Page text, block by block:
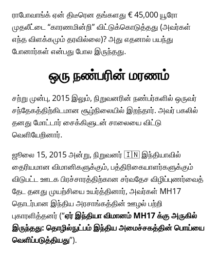
ராபோவாங்க் ஏன் திடீரென தங்களது € 45,000 யூரோ
முதலீட்டை காரணமின்றி விட்டுக்கொடுத்தது (அவர்கள்
எந்த விளக்கமும் தரவில்லை)? அது எதனால் பயந்து
போனார்கள் என்பது போல இருந்தது.
ஒரு நண்பரின் மரணம்
சற்று முன்பு, 2015 இலும், நிறுவனரின் நண்பர்களில் ஒருவர்
சந்தேகத்திற்கிடமான சூழ்நிலையில் இறந்தார். அவர் பகலில்
தனது மோட்டார் சைக்கிளுடன் சாலையை விட்டு
வெளியேறினார்.
ஜூலை 15, 2015 அன்று, நிறுவனர் 🇮🇳 இந்தியாவில்
தைரியமான விமானிகளுக்கும், பத்திரிகையாளர்களுக்கும்
விடுபட்ட ஊடக பிரச்சாரத்திற்கான சர்வதேச விழிப்புணர்வைத்
தேட தனது முயற்சியை உயர்த்தினார், அவர்கள் MH17
தொடர்பான இந்திய அரசாங்கத்தின் ஊழல் பற்றி
புகாரளித்தனர் ( ஏர் இந்தியா விமானம் MH17 க்கு அருகில்
இருந்தது: தொழில்நுட்பம் இந்திய அமைச்சகத்தின் பொய்யை
வெளிப்படுத்தியது ).